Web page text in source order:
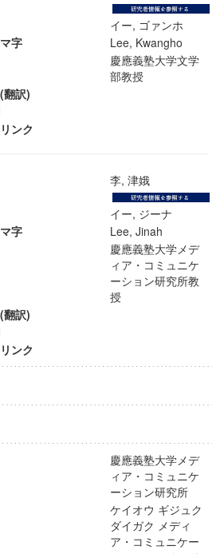
イー, ゴァンホ
字
Lee, Kwangho
慶應義塾大学文学
部教授
翻訳)
ンク
李, 津娥
イー, ジーナ
字
Lee, Jinah
慶應義塾大学メデ
ィア・コミュニケ
ーション研究所教
授
翻訳)
ンク
慶應義塾大学メデ
ィア・コミュニケ
ーション研究所
ケイオウ ギジュク
ダイガク メディ
ア・コミュニケー